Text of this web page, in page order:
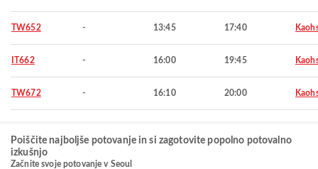
TW652 - 13:45 17:40
IT662 - 16:00 19:45
TW672 - 16:10 20:00
Poiščite najboljše potovanje in si zagotovite popolno potovalno
izkušnjo
Začnite svoje potovanje v Seoul